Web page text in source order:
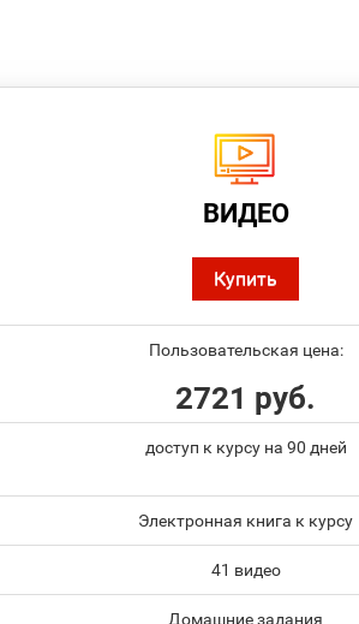
ВИДЕО
Купить
Пользовательская цена:
2721 руб.
доступ к курсу на 90 дней
Электронная книга к курсу
41 видео
Домашние задания